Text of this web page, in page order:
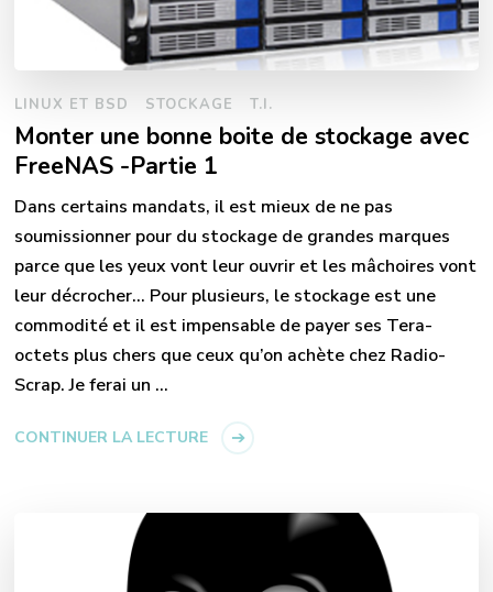
LINUX ET BSD STOCKAGE T.I.
Monter une bonne boite de stockage avec
FreeNAS -Partie 1
Dans certains mandats, il est mieux de ne pas
soumissionner pour du stockage de grandes marques
parce que les yeux vont leur ouvrir et les mâchoires vont
leur décrocher… Pour plusieurs, le stockage est une
commodité et il est impensable de payer ses Tera-
octets plus chers que ceux qu’on achète chez Radio-
Scrap. Je ferai un …
CONTINUER LA LECTURE